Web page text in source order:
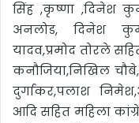
सिंह ,कृष्णा ,दिनेश
अनलोड, दिनेश
यादव,प्रमोद तोरले
कनौजिया,निखिल
दुर्गाकर,पलाश
आदि सहित महिला